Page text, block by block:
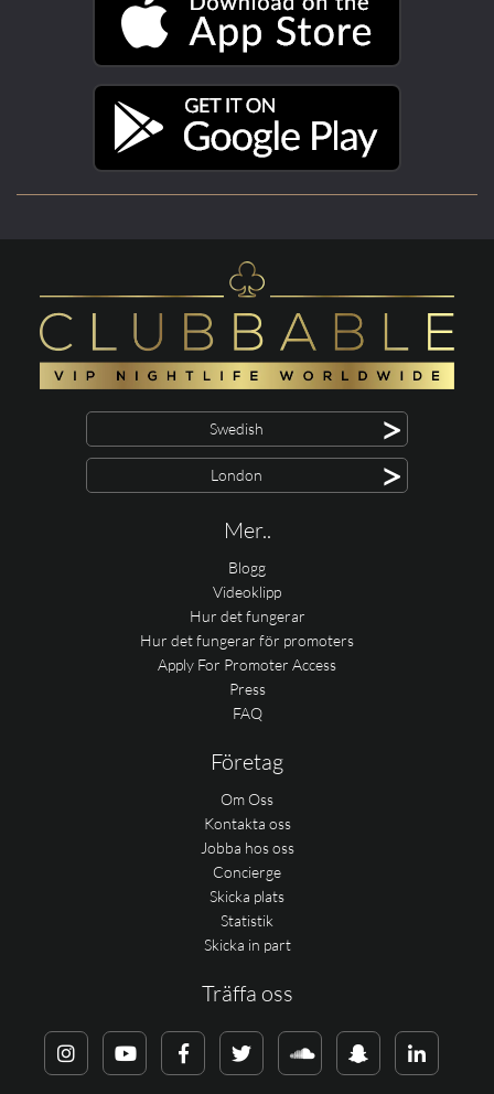
Swedish >
London >
Mer..
Blogg
Videoklipp
Hur det fungerar
Hur det fungerar för promoters
Apply For Promoter Access
Press
FAQ
Företag
Om Oss
Kontakta oss
Jobba hos oss
Concierge
Skicka plats
Statistik
Skicka in part
Träffa oss